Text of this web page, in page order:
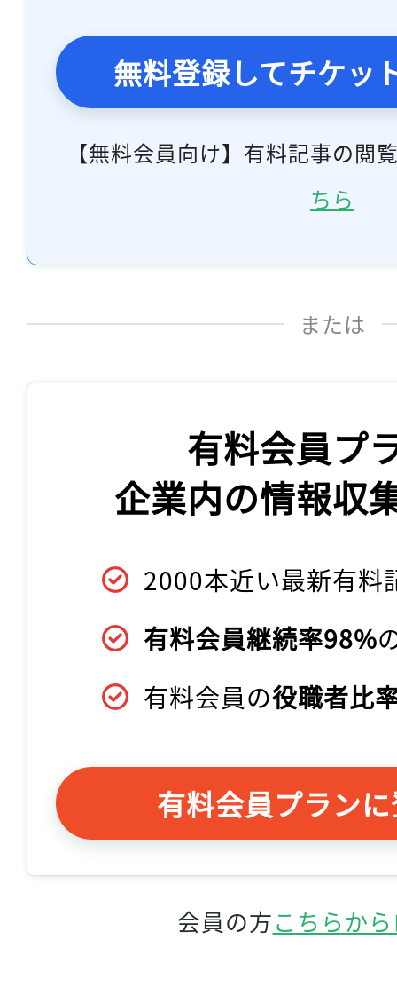
無料登録してチケッ
【無料会員向け】有料記事の閲
ちら
または
有料会員プ
企業内の情報収
2000本近い最新有料
有料会員継続率98%
有料会員の役職者比
有料会員プラン
会員の方こちらか